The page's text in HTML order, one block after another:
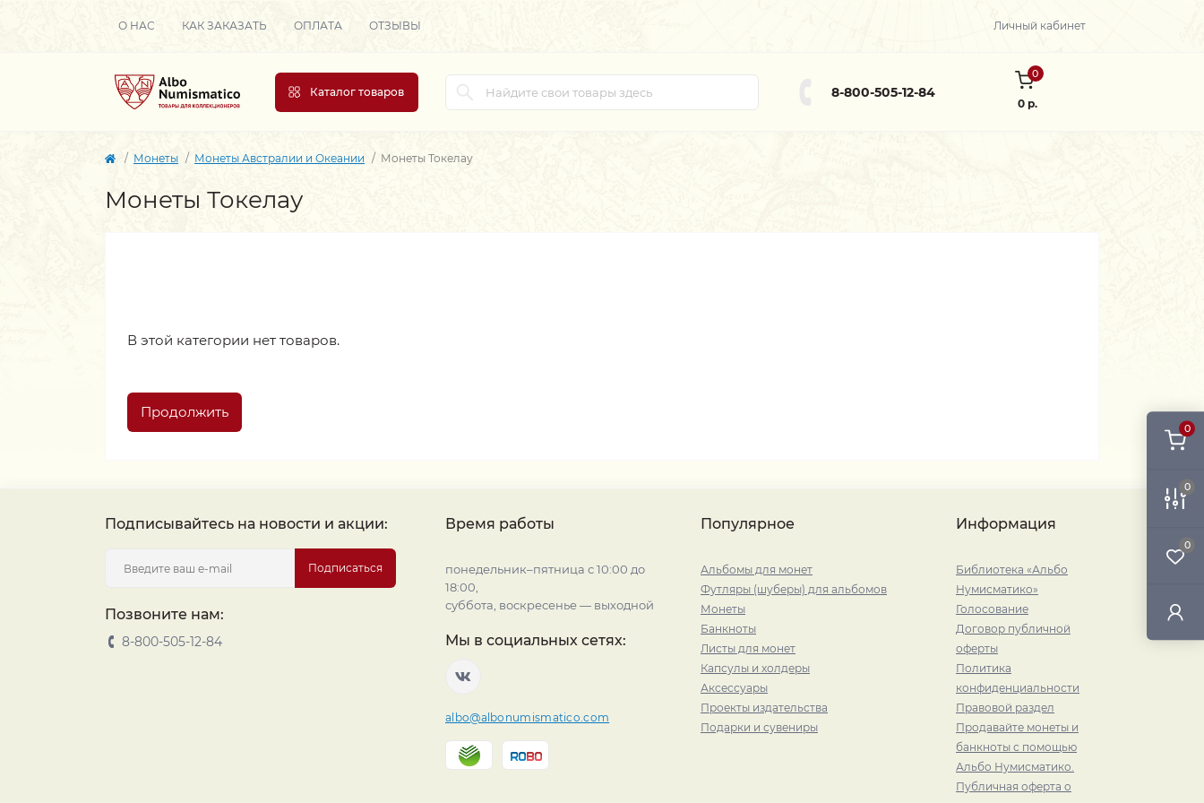
0
0
0
О НАС КАК ЗАКАЗАТЬ ОПЛАТА ОТЗЫВЫ Личный кабинет
Каталог товаров 8-800-505-12-84
0
0 р.
Монеты Монеты Австралии и Океании Монеты Токелау
Монеты Токелау
В этой категории нет товаров.
Продолжить
Подписывайтесь на новости и акции:
Подписаться
Позвоните нам:
8-800-505-12-84
Время работы
понедельник–пятница с 10:00 до
18:00,
суббота, воскресенье — выходной
Мы в социальных сетях:
albo@albonumismatico.com
Популярное
Альбомы для монет
Футляры (шуберы) для альбомов
Монеты
Банкноты
Листы для монет
Капсулы и холдеры
Аксессуары
Проекты издательства
Подарки и сувениры
Информация
Библиотека «Альбо
Нумисматико»
Голосование
Договор публичной
оферты
Политика
конфиденциальности
Правовой раздел
Продавайте монеты и
банкноты с помощью
Альбо Нумисматико.
Публичная оферта о